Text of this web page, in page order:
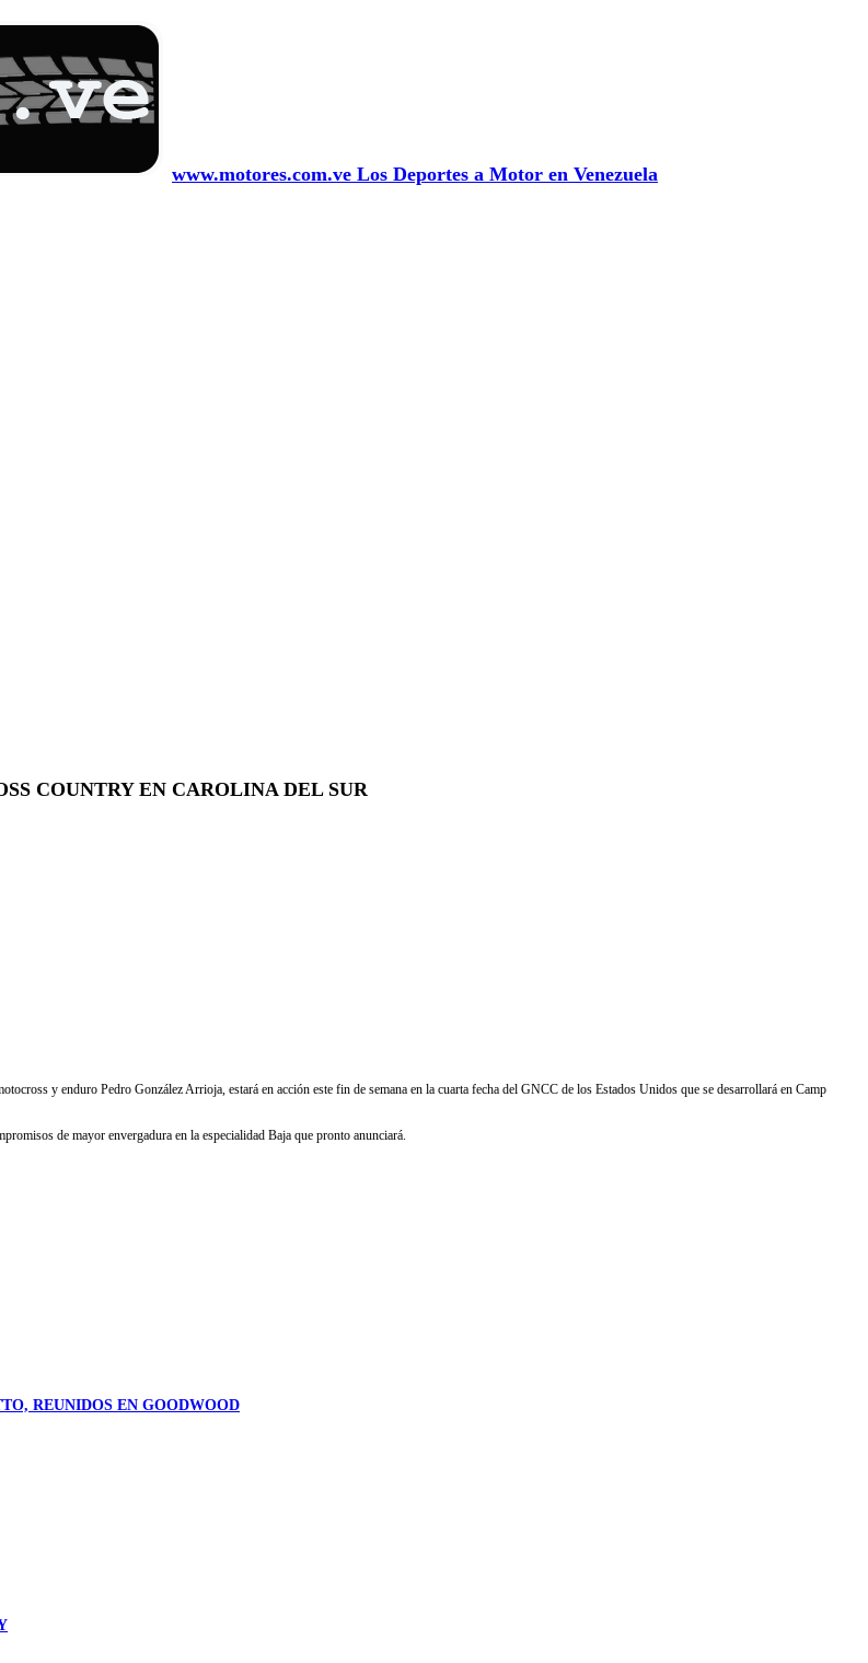
www.motores.com.ve Los Deportes a Motor en Venezuela
COUNTRY EN CAROLINA DEL SUR
y enduro Pedro González Arrioja, estará en acción este fin de semana en la cuarta fecha del GNCC de los Estados Unidos que se desarrollará en Camp
de mayor envergadura en la especialidad Baja que pronto anunciará.
REUNIDOS EN GOODWOOD